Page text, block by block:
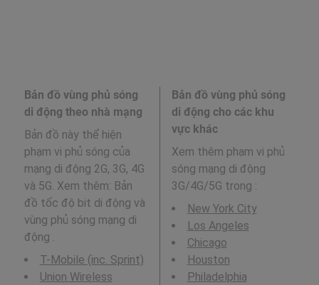
Bản đồ vùng phủ sóng
di động theo nhà mạng
Bản đồ này thể hiện
phạm vi phủ sóng của
mạng di động 2G, 3G, 4G
và 5G. Xem thêm: Bản
đồ tốc độ bit di động và
vùng phủ sóng mạng di
động .
T-Mobile (inc. Sprint)
Union Wireless
Bản đồ vùng phủ sóng
di động cho các khu
vực khác
Xem thêm phạm vi phủ
sóng mạng di động
3G/4G/5G trong :
New York City
Los Angeles
Chicago
Houston
Philadelphia